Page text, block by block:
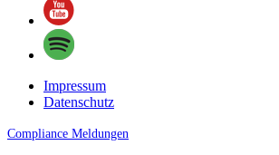
Impressum
Datenschutz
Compliance Meldungen